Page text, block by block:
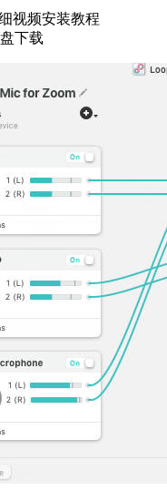
视频安装教程
下载